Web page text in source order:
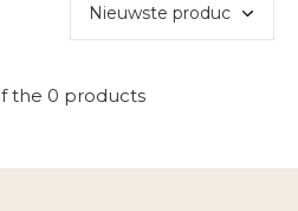
the 0 products